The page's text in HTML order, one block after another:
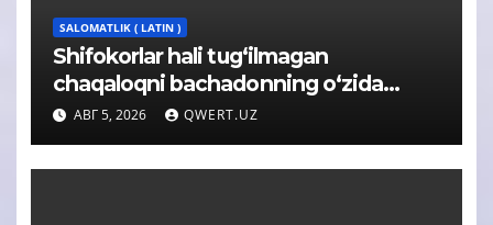
SALOMATLIK ( LATIN )
Shifokorlar hali tug‘ilmagan
chaqaloqni bachadonning o‘zida
operatsiya qildi
АВГ 5, 2026 QWERT.UZ